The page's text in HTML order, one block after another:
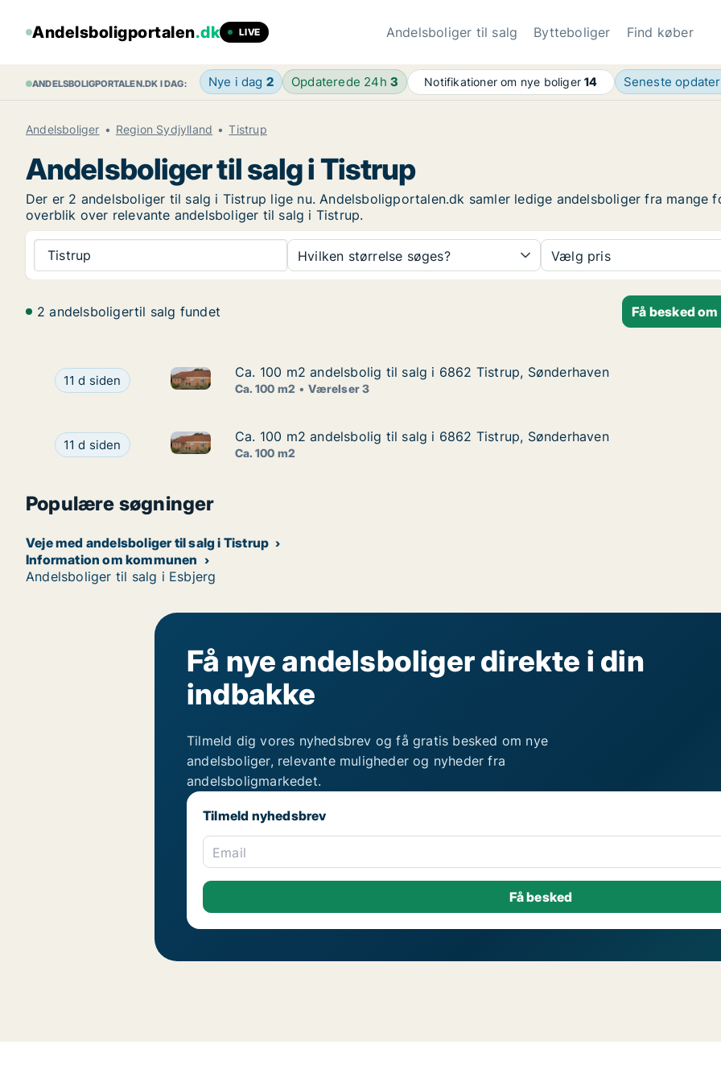
Andelsboligportalen.dk LIVE Andelsboliger til salg Bytteboliger Find køber
ANDELSBOLIGPORTALEN.DK I DAG: Nye i dag 2 Opdaterede 24h3 Notifikationer om nye boliger14 Seneste
Andelsboliger Region Sydjylland Tistrup
Andelsboliger til salg i Tistrup
Der er 2 andelsboliger til salg i Tistrup lige nu. Andelsboligportalen.dk samler ledige andelsboliger fra mange
overblik over relevante andelsboliger til salg i Tistrup.
Tistrup Hvilken størrelse søges? Vælg pris
2 andelsboligertil salg fundet Få besked
Ca. 100 m2 andelsbolig til salg i 6862 Tistrup, Sønderhaven
11 d siden Ca. 100 m2 andelsbolig til salg i 6862 Tistrup, Sønderhaven
Ca. 100 m2 andelsbolig til salg i 6862 Tistrup, Sønderhaven
Ca. 100 m2 andelsbolig til salg i 6862 Tistrup, Sønderhaven
Ca. 100 m2 Værelser 3
Ca. 100 m2 andelsbolig til salg i 6862 Tistrup, Sønderhaven
11 d siden Ca. 100 m2 andelsbolig til salg i 6862 Tistrup, Sønderhaven
Ca. 100 m2 andelsbolig til salg i 6862 Tistrup, Sønderhaven
Ca. 100 m2 andelsbolig til salg i 6862 Tistrup, Sønderhaven
Ca. 100 m2
Populære søgninger
Veje med andelsboliger til salg i Tistrup
Information om kommunen
Andelsboliger til salg i Esbjerg
Få nye andelsboliger direkte i din
indbakke
Tilmeld dig vores nyhedsbrev og få gratis besked om nye
andelsboliger, relevante muligheder og nyheder fra
andelsboligmarkedet.
Tilmeld nyhedsbrev
Email